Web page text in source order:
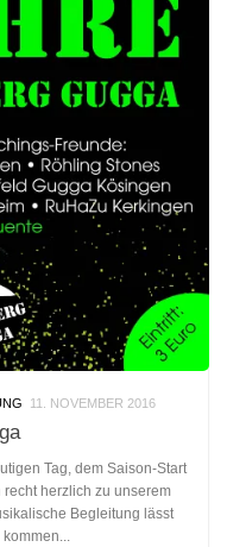
11. NOVEMBER 2016
Tag, dem Saison-Start
herzlich zu unserem
Begleitung lässt